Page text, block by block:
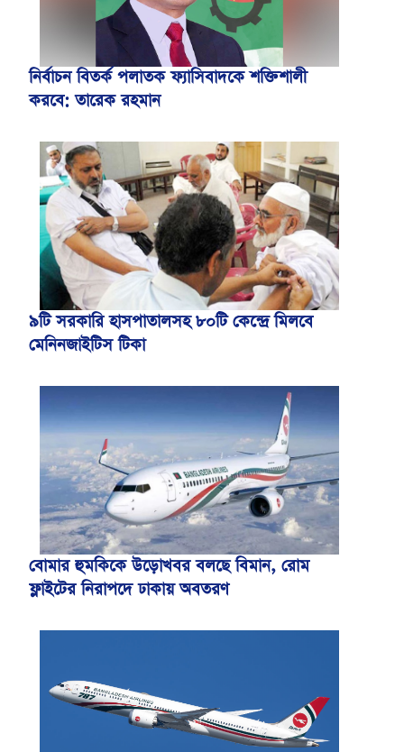
নির্বাচন বিতর্ক পলাতক ফ্যাসিবাদকে শক্তিশালী
করবে: তারেক রহমান
৯টি সরকারি হাসপাতালসহ ৮০টি কেন্দ্রে মিলবে
মেনিনজাইটিস টিকা
বোমার হুমকিকে উড়োখবর বলছে বিমান, রোম
ফ্লাইটের নিরাপদে ঢাকায় অবতরণ